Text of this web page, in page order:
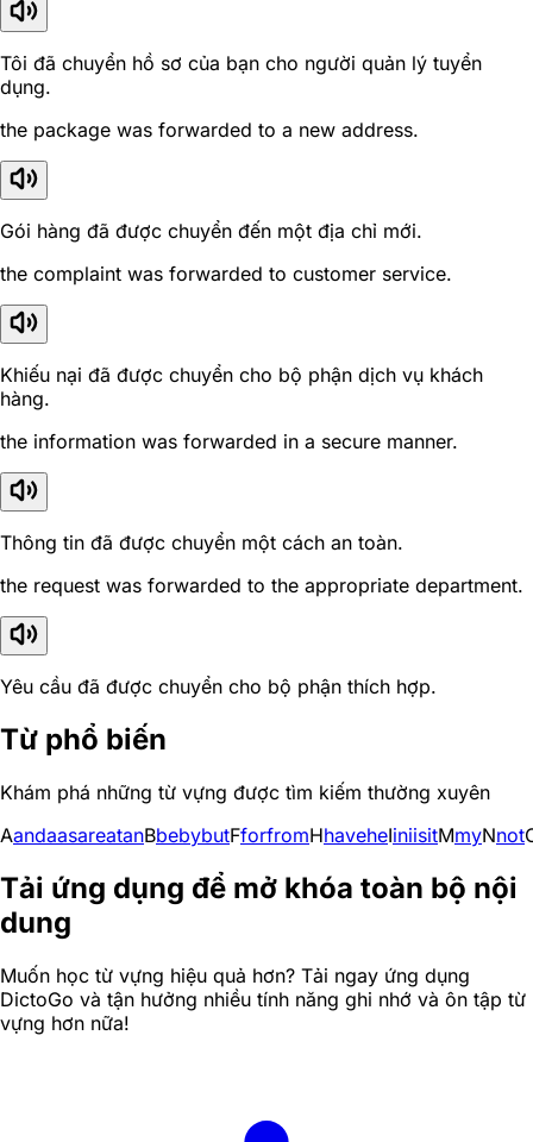
Tôi đã chuyển hồ sơ của bạn cho người quản lý tuyển
dụng.
the package was forwarded to a new address.
Gói hàng đã được chuyển đến một địa chỉ mới.
the complaint was forwarded to customer service.
Khiếu nại đã được chuyển cho bộ phận dịch vụ khách
hàng.
the information was forwarded in a secure manner.
Thông tin đã được chuyển một cách an toàn.
the request was forwarded to the appropriate department.
Yêu cầu đã được chuyển cho bộ phận thích hợp.
Từ phổ biến
Khám phá những từ vựng được tìm kiếm thường xuyên
AandaasareatanBbebybutFforfromHhaveheIiniisitMmyNnot
Tải ứng dụng để mở khóa toàn bộ nội
dung
Muốn học từ vựng hiệu quả hơn? Tải ngay ứng dụng
DictoGo và tận hưởng nhiều tính năng ghi nhớ và ôn tập từ
vựng hơn nữa!